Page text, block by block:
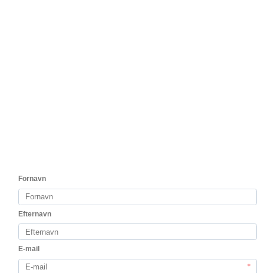
Locos by Alto Moncayo Baramblanc 2025
Første hvidvin fra teamet bag Alto Moncayo
185,00 DKK